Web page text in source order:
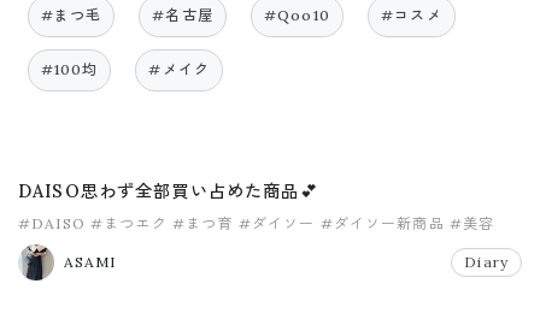
#まつ毛 #名古屋 #Qoo10 #コスメ
#100均 #メイク
DAISO思わず全部買い占めた商品💕
#DAISO #まつエク #まつ育 #ダイソー #ダイソー新商品 #美容
ASAMI Diary